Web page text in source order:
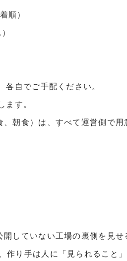
順）
自でご手配ください。
す。
朝食）は、すべて運営側で用
していない工場の裏側を見せ
作り手は人に「見られること